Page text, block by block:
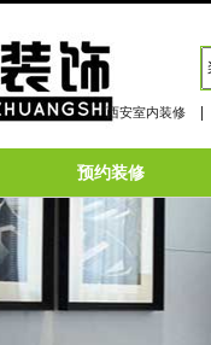
西安室内装修
预约装修